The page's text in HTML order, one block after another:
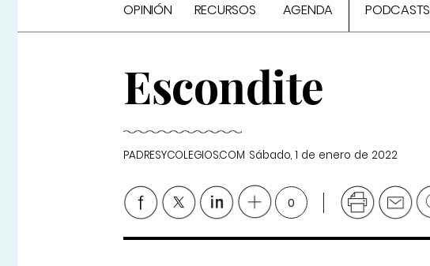
OPINIÓN RECURSOS AGENDA PODCASTS
Escondite
PADRESYCOLEGIOS.COM Sábado, 1 de enero de 2022
0